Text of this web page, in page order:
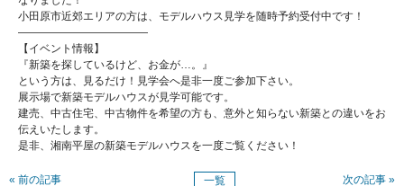
小田原市近郊エリアの方は、モデルハウス見学を随時予約受付中です！
————————————
【イベント情報】
『新築を探しているけど、お金が…。』
という方は、見るだけ！見学会へ是非一度ご参加下さい。
展示場で新築モデルハウスが見学可能です。
建売、中古住宅、中古物件を希望の方も、意外と知らない新築との違いをお
伝えいたします。
是非、湘南平屋の新築モデルハウスを一度ご覧ください！
« 前の記事 一覧 次の記事 »